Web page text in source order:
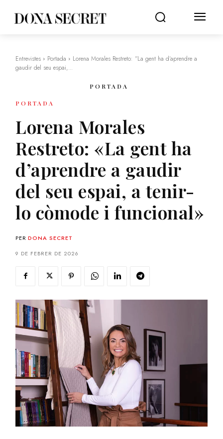
Entrevistes Portada
Lorena Morales Restreto: "La gent ha d’aprendre a
gaudir del seu espai,...
PORTADA
PORTADA
Lorena Morales
Restreto: «La gent ha
d’aprendre a gaudir
del seu espai, a tenir-
lo còmode i funcional»
PER DONA SECRET
9 DE FEBRER DE 2026